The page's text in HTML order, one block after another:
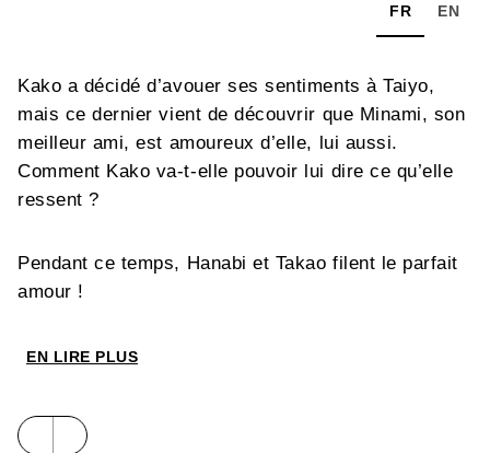
FR EN
Kako a décidé d’avouer ses sentiments à Taiyo,
mais ce dernier vient de découvrir que Minami, son
meilleur ami, est amoureux d’elle, lui aussi.
Comment Kako va-t-elle pouvoir lui dire ce qu’elle
ressent ?
Pendant ce temps, Hanabi et Takao filent le parfait
amour !
EN LIRE PLUS